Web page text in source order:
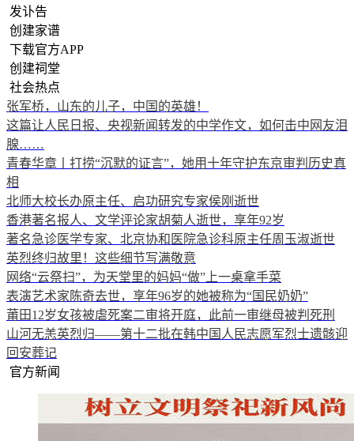
发讣告
创建家谱
下载官方APP
创建祠堂
社会热点
张军桥，山东的儿子，中国的英雄！
这篇让人民日报、央视新闻转发的中学作文，如何击中网友泪
腺……
青春华章丨打捞“沉默的证言”，她用十年守护东京审判历史真
相
北师大校长办原主任、启功研究专家侯刚逝世
香港著名报人、文学评论家胡菊人逝世，享年92岁
著名急诊医学专家、北京协和医院急诊科原主任周玉淑逝世
英烈终归故里！这些细节写满敬意
网络“云祭扫”，为天堂里的妈妈“做”上一桌拿手菜
表演艺术家陈奇去世，享年96岁的她被称为“国民奶奶”
莆田12岁女孩被虐死案二审将开庭，此前一审继母被判死刑
山河无恙英烈归——第十二批在韩中国人民志愿军烈士遗骸迎
回安葬记
官方新闻